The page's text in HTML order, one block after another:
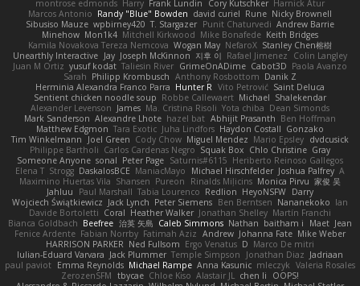
montrose edmonds Harry Frank Lundin Cory Kutschker Harnick Atur
Marcos Antonio Randy "Blue" Bowden david curiel Rune Nicky Brownell
Sibusiso Mauze wpbirney420 T. Stargazer Punit Chaturvedi Andrew Barrie
Minehow Mon1k4 Mitchell Kirkwood Mike Bonafede Keith Bridges
Kamila Novakova Tereza Nemcova Wogan May NefaroX Stanley Chen榕樹
Unearthly Interactive Jay Joseph McKinnon 지후 이 Rafael Jimenez
Colin Langley
Juan M Ortiz yusuf kodat Taliesin River GrimeOnADime Cabot3D Paola Avanzo
Sarah Philipp Krombusch Anthony Rosbottom Danik Z
Herminia Alexandra Franco Parra Hunter R Vito Petrović Saint Deluca
Sentient chicken noodle soup Robbe Callewaert Michael Shalekendar
Alexander Levenson James Ma. Cristina Risoli Yota chiba Dean Simonds
Mark Sanderson Alexandre Lhote hazel bat Abhijit Prasanth Ben Hoffman
Matthew Edgmon Tara Exotic Juha Lindfors Haydon Costall Gonzako
Tim Winkelmann
Joel Green Cody Chow Miguel Mendez Mario Epsley dvdcusick
Philippe Bartholi Carlos Cardenas Negro Squak Box Chlo Christine Gray
Someone Anyone sonal Peter Page Saturnis#6115 Heriberto Reinoso Gallegos
Elena T Strogg DaskalosBCE ManiacMayo Michael Hirschfelder Joshua Palfrey A
Maximino Huertas Vila Shansen Pureon Rinalds Miļicins Monica Pirvu 家俊 吴
Jahluu
Paul Marshall Tabia Lourenco Redlion HeyoNSFW Darry
Wojciech Świątkiewicz Jack Lynch Peter Siemens Ben Berntsen Nananekoko Ian
Davide Bortoletti Coral Heather Walker Jonathan Shelley Martín Franchi
Bianca Goldbach Beefree 治英 矢島 Caleb Simmons Nathan baitham i Maet Jean
Fenice Ardente Fabian Norrby Fatimah Aziz Andrew Johanna Fate Mike Weber
HARRISON PARKER Ned Fullsom Ergo Venatus D Marco De mitri
Iulian-Eduard Varvara Jack Plummer Temple Simpson Jonathan Diaz Jadriaan
paul paviot Emma Reynolds Michael Rampe Anna Kasunic mleczyk Valeria Rosales
ZerozenSFM tbycae Chloe Kiso Alastair JL chen li
OOPS!